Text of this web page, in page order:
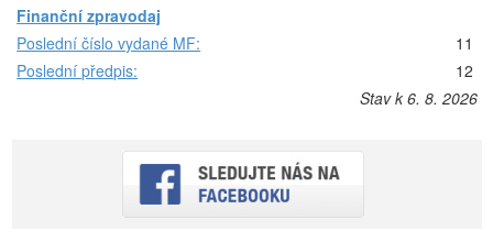
Finanční zpravodaj
Poslední číslo vydané MF:
11
Poslední předpis:
12
Stav k 6. 8. 2026